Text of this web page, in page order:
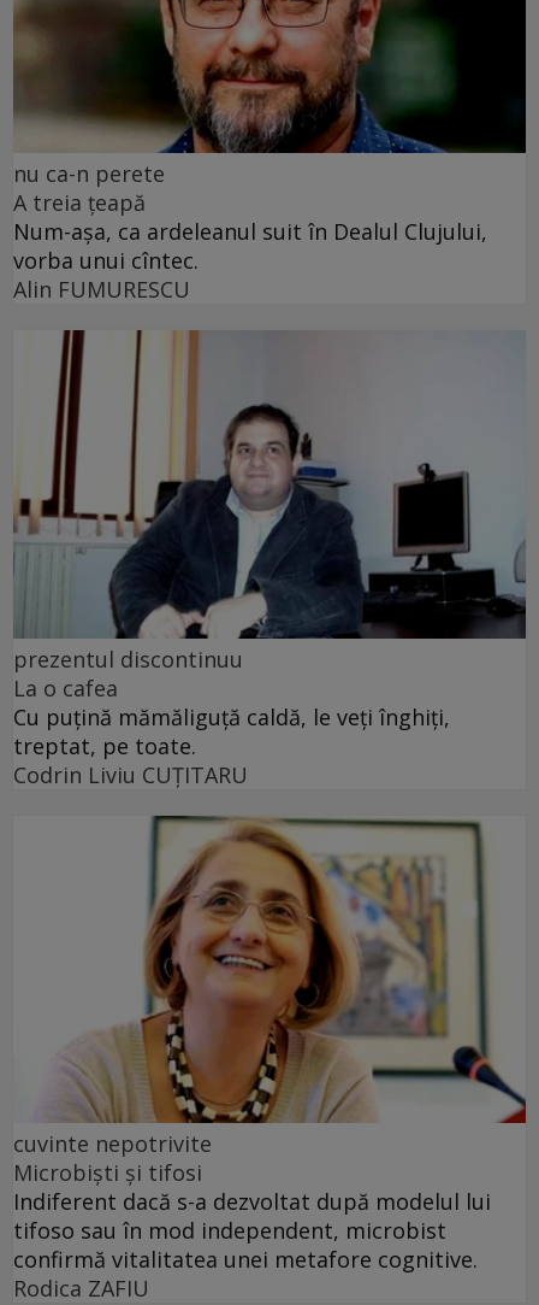
nu ca-n perete
A treia țeapă
Num-așa, ca ardeleanul suit în Dealul Clujului,
vorba unui cîntec.
Alin FUMURESCU
prezentul discontinuu
La o cafea
Cu puţină mămăliguţă caldă, le veţi înghiţi,
treptat, pe toate.
Codrin Liviu CUŢITARU
cuvinte nepotrivite
Microbiști și tifosi
Indiferent dacă s-a dezvoltat după modelul lui
tifoso sau în mod independent, microbist
confirmă vitalitatea unei metafore cognitive.
Rodica ZAFIU